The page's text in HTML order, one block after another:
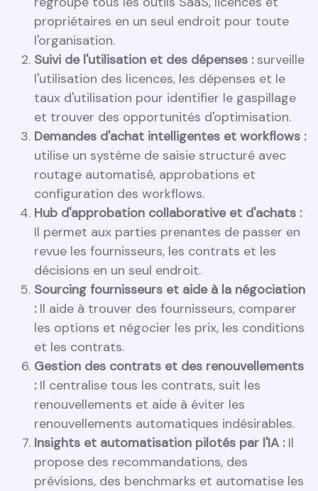
propriétaires en un seul endroit pour toute
l'organisation.
Suivi de l'utilisation et des dépenses :surveille
l'utilisation des licences, les dépenses et le
taux d'utilisation pour identifier le gaspillage
et trouver des opportunités d'optimisation.
Demandes d'achat intelligentes et workflows :
utilise un système de saisie structuré avec
routage automatisé, approbations et
configuration des workflows.
Hub d'approbation collaborative et d'achats :
Il permet aux parties prenantes de passer en
revue les fournisseurs, les contrats et les
décisions en un seul endroit.
Sourcing fournisseurs et aide à la négociation
:Il aide à trouver des fournisseurs, comparer
les options et négocier les prix, les conditions
et les contrats.
Gestion des contrats et des renouvellements
:Il centralise tous les contrats, suit les
renouvellements et aide à éviter les
renouvellements automatiques indésirables.
Insights et automatisation pilotés par l'IA :Il
propose des recommandations, des
prévisions, des benchmarks et automatise les